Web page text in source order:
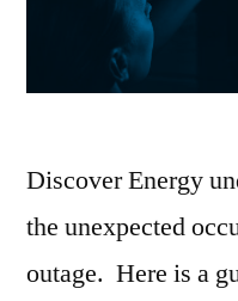
Discover Energy
the unexpected
outage. Here is a